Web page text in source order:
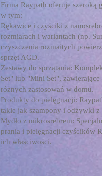
Firma Raypath oferuje szeroką
w tym:
Rękawice i czyściki z
rozmiarach i wariantach (np.
czyszczenia rozmaitych
sprzęt AGD.
Zestawy do sprzątania:
Set" lub "Mini Set",
różnych zastosowań w domu.
Produkty do pielęgnacji:
takie jak szampony i odżywki z
Mydło z mikrosrebrem:
prania i pielęgnacji czyścików
ich właściwości.